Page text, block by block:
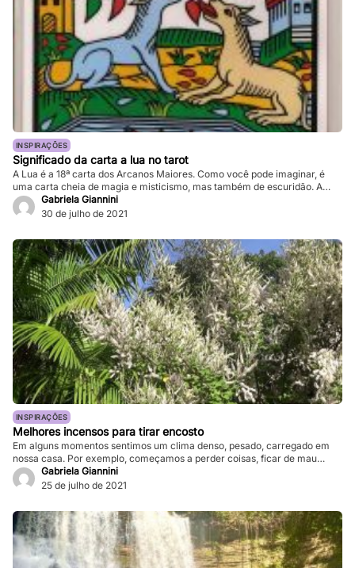
INSPIRAÇÕES
Significado da carta a lua no tarot
A Lua é a 18ª carta dos Arcanos Maiores. Como você pode imaginar, é
uma carta cheia de magia e misticismo, mas também de escuridão. A
escuridão é importante neste gráfico, pois a lua não possui luz própria,
mas é um reflexo. Magia, devaneio, desejos solicitados à noite, mistérios,
Gabriela Giannini
30 de julho de 2021
INSPIRAÇÕES
Melhores incensos para tirar encosto
Em alguns momentos sentimos um clima denso, pesado, carregado em
nossa casa. Por exemplo, começamos a perder coisas, ficar de mau
humor e a sentir um clima ficar tenso a ponto de não nos sentirmos
confortáveis ​​em nossa própria casa. Todas essas sensações podem
Gabriela Giannini
25 de julho de 2021